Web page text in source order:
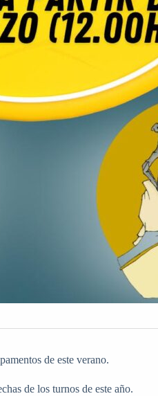
de este verano.
de los turnos de este año.